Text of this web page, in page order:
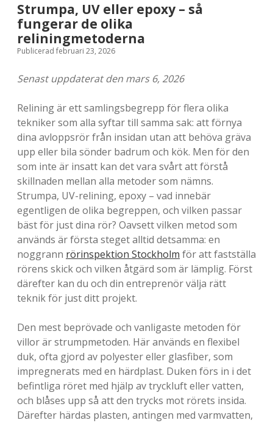
s
e
s
t
i
p
s
&
t
r
i
c
k
s
-
E
n
b
l
Strumpa, UV eller epoxy – så
fungerar de olika
reliningmetoderna
Publicerad februari 23, 2026
Senast uppdaterat den mars 6, 2026
Relining är ett samlingsbegrepp för flera olika
tekniker som alla syftar till samma sak: att förnya
dina avloppsrör från insidan utan att behöva gräva
upp eller bila sönder badrum och kök. Men för den
som inte är insatt kan det vara svårt att förstå
skillnaden mellan alla metoder som nämns.
Strumpa, UV-relining, epoxy – vad innebär
egentligen de olika begreppen, och vilken passar
bäst för just dina rör? Oavsett vilken metod som
används är första steget alltid detsamma: en
noggrann rörinspektion Stockholm för att fastställa
rörens skick och vilken åtgärd som är lämplig. Först
därefter kan du och din entreprenör välja rätt
teknik för just ditt projekt.
Den mest beprövade och vanligaste metoden för
villor är strumpmetoden. Här används en flexibel
duk, ofta gjord av polyester eller glasfiber, som
impregnerats med en härdplast. Duken förs in i det
befintliga röret med hjälp av tryckluft eller vatten,
och blåses upp så att den trycks mot rörets insida.
Därefter härdas plasten, antingen med varmvatten,